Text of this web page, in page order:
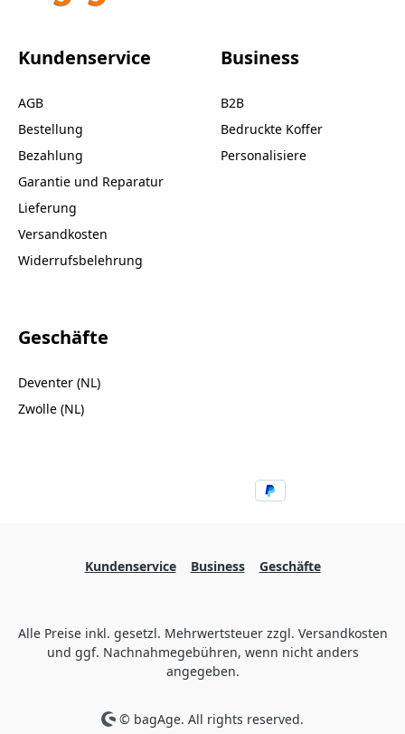
Kundenservice
AGB
Bestellung
Bezahlung
Garantie und Reparatur
Lieferung
Versandkosten
Widerrufsbelehrung
Business
B2B
Bedruckte Koffer
Personalisiere
Geschäfte
Deventer (NL)
Zwolle (NL)
Kundenservice Business Geschäfte
Alle Preise inkl. gesetzl. Mehrwertsteuer zzgl. Versandkosten
und ggf. Nachnahmegebühren, wenn nicht anders
angegeben.
© bagAge. All rights reserved.